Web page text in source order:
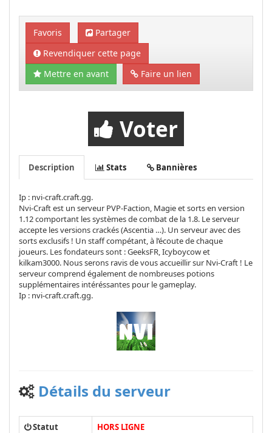
Favoris
Partager
Revendiquer cette page
Mettre en avant
Faire un lien
Voter
Description Stats Bannières
Ip : nvi-craft.craft.gg.
Nvi-Craft est un serveur PVP-Faction, Magie et sorts en version
1.12 comportant les systèmes de combat de la 1.8. Le serveur
accepte les versions crackés (Ascentia …). Un serveur avec des
sorts exclusifs ! Un staff compétant, à l’écoute de chaque
joueurs. Les fondateurs sont : GeeksFR, Icyboycow et
kilkam3000. Nous serons ravis de vous accueillir sur Nvi-Craft ! Le
serveur comprend également de nombreuses potions
supplémentaires intéréssantes pour le gameplay.
Ip : nvi-craft.craft.gg.
Détails du serveur
Statut HORS LIGNE